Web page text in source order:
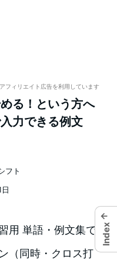
アフィリエイト広告を利用しています
る！という方へ
力できる例文
フト
用 単語・例文集で
（同時・クロス打
←
Index